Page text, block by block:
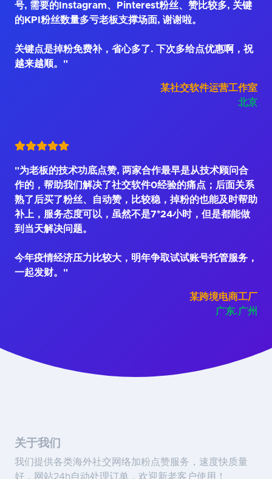
号, 需要的Instagram、Pinterest粉丝、赞比较多, 关键
的KPI粉丝数量多亏老板支撑场面, 谢谢啦。
关键点是掉粉免费补，省心多了. 下次多给点优惠啊，祝
越来越顺。"
某社交软件运营工作室
北京
"为老板的技术功底点赞, 两家合作最早是从技术顾问合
作的，帮助我们解决了社交软件0经验的痛点；后面关系
熟了后买了粉丝、自动赞，比较稳，掉粉的也能及时帮助
补上，服务态度可以，虽然不是7*24小时，但是都能做
到当天解决问题。
今年疫情经济压力比较大，明年争取试试账号托管服务，
一起发财。"
某跨境电商工厂
广东.广州
关于我们
我们提供各类海外社交网络加粉点赞服务，速度快质量
好，网站24h自动处理订单，欢迎新老客户使用！